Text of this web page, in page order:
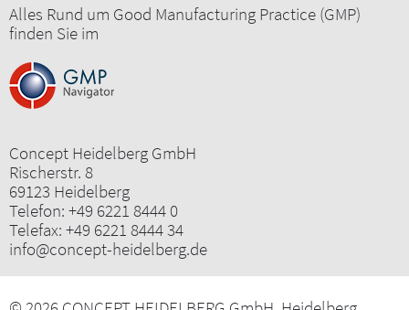
Alles Rund um Good Manufacturing Practice (GMP)
finden Sie im
Concept Heidelberg GmbH
Rischerstr. 8
69123 Heidelberg
Telefon: +49 6221 8444 0
Telefax: +49 6221 8444 34
info@concept-heidelberg.de